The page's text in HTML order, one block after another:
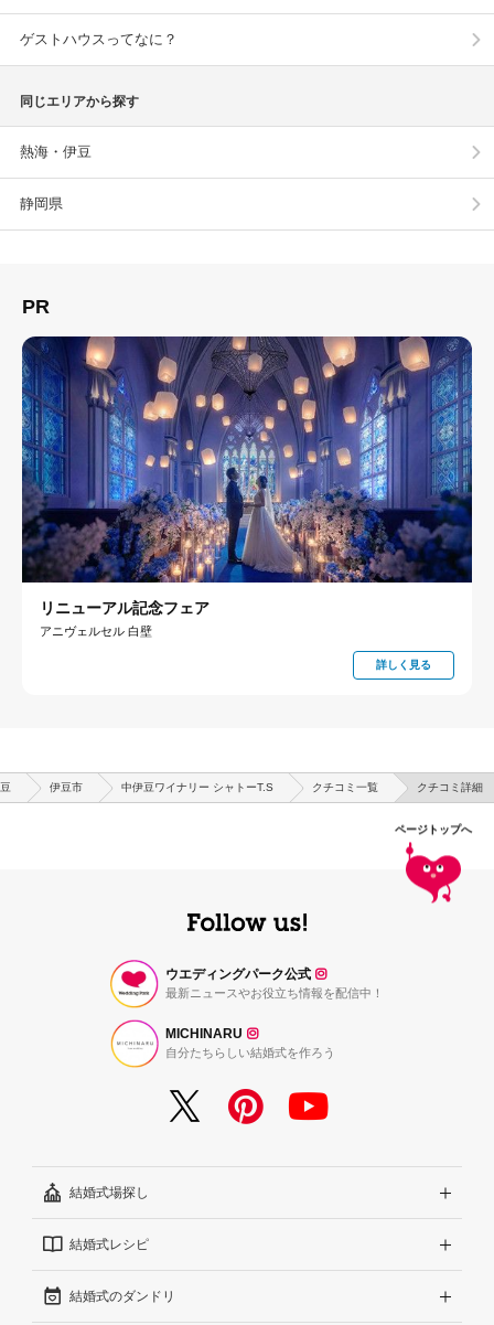
ゲストハウスってなに？
同じエリアから探す
熱海・伊豆
静岡県
PR
リニューアル記念フェア
アニヴェルセル 白壁
詳しく見る
伊豆市 中伊豆ワイナリー シャトーT.S クチコミ一覧 クチコミ詳細
ページトップへ
ウエディングパーク公式
最新ニュースやお役立ち情報を配信中！
MICHINARU
自分たちらしい結婚式を作ろう
結婚式場探し
エリアから探す
こだわりから探す
結婚式レシピ
結婚式準備レポート『ハナレポ』
結婚式のダンドリ